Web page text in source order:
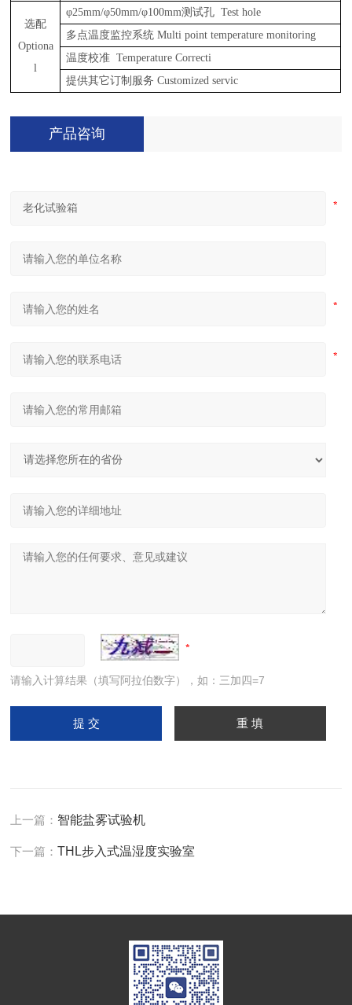
选配
Optiona
l
φ25mm/φ50mm/φ100mm测试孔 Test hole
多点温度监控系统 Multi point temperature monitoring
温度校准 Temperature Correcti
提供其它订制服务 Customized servic
产品咨询
请输入计算结果（填写阿拉伯数字），如：三加四=7
上一篇： 智能盐雾试验机
下一篇：THL步入式温湿度实验室